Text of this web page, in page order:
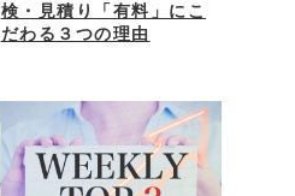
検・見積り「有料」にこ
だわる３つの理由